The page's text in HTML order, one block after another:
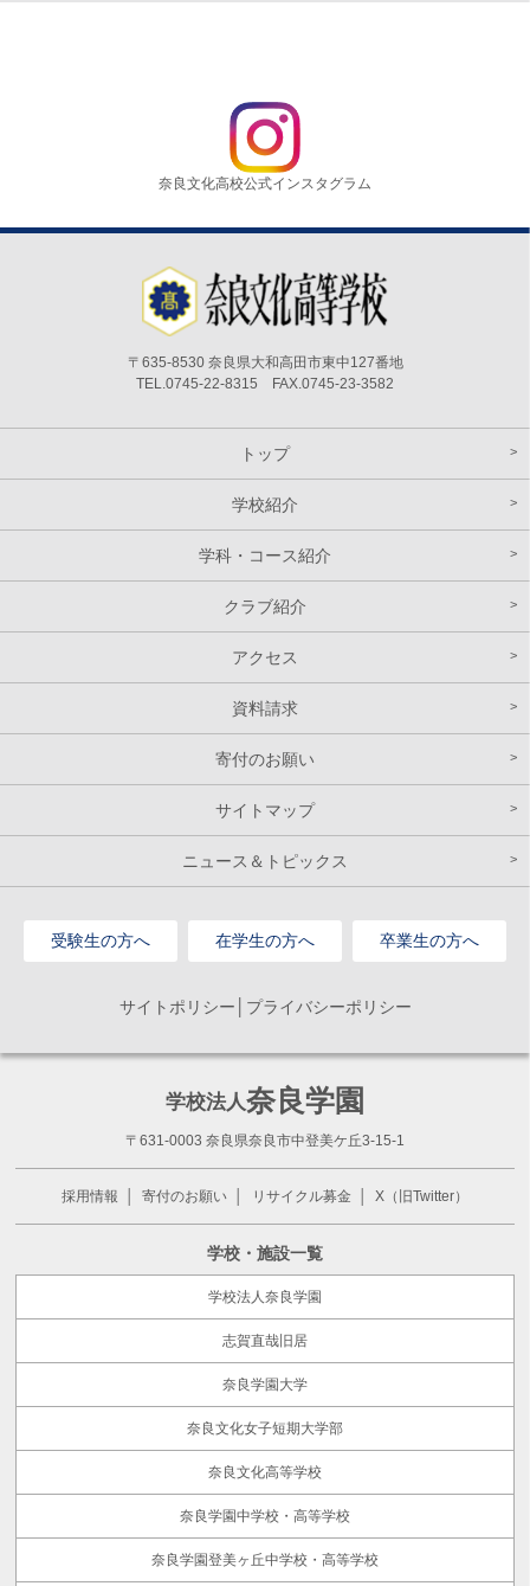
奈良文化高校公式インスタグラム
〒635-8530 奈良県大和高田市東中127番地
TEL.0745-22-8315 FAX.0745-23-3582
トップ
学校紹介
学科・コース紹介
クラブ紹介
アクセス
資料請求
寄付のお願い
サイトマップ
ニュース＆トピックス
受験生の方へ 在学生の方へ 卒業生の方へ
サイトポリシー│プライバシーポリシー
学校法人奈良学園
〒631-0003 奈良県奈良市中登美ケ丘3-15-1
採用情報 寄付のお願い リサイクル募金 X（旧Twitter）
学校・施設一覧
学校法人奈良学園
志賀直哉旧居
奈良学園大学
奈良文化女子短期大学部
奈良文化高等学校
奈良学園中学校・高等学校
奈良学園登美ヶ丘中学校・高等学校